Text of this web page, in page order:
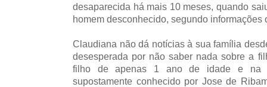
desaparecida há mais 10 meses, quando
homem desconhecido, segundo informações
Claudiana não dá notícias à sua família
desesperada por não saber nada sobre a
filho de apenas 1 ano de idade e na
supostamente conhecido por Jose de